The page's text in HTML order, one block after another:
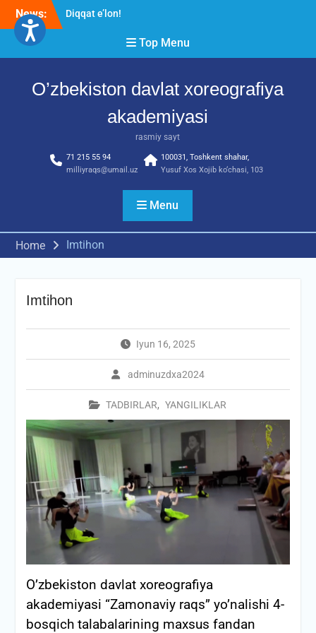
Skip
content
News:
Diqqat e’lon!
2026” tadbiri bo‘lib o‘tdi
RESPUBLIKA ILMIY-
Top Menu
O’zbekiston davlat xoreografiya
akademiyasi
rasmiy sayt
71 215 55 94
milliyraqs@umail.uz
100031, Toshkent shahar,
Yusuf Xos Xojib ko‘chasi, 103
Menu
Home Imtihon
Imtihon
Iyun 16, 2025
adminuzdxa2024
TADBIRLAR, YANGILIKLAR
O’zbekiston davlat xoreografiya
akademiyasi “Zamonaviy raqs” yo’nalishi 4-
bosqich talabalarining maxsus fandan